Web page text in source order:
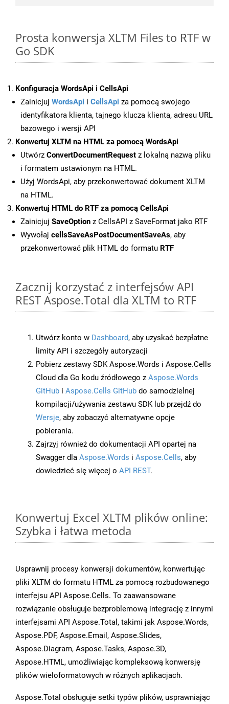
Prosta konwersja XLTM Files to RTF w
Go SDK
Konfiguracja WordsApi i CellsApi
Zainicjuj WordsApi i CellsApi za pomocą swojego
identyfikatora klienta, tajnego klucza klienta, adresu URL
bazowego i wersji API
Konwertuj XLTM na HTML za pomocą WordsApi
Utwórz ConvertDocumentRequest z lokalną nazwą pliku
i formatem ustawionym na HTML.
Użyj WordsApi, aby przekonwertować dokument XLTM
na HTML.
Konwertuj HTML do RTF za pomocą CellsApi
Zainicjuj SaveOption z CellsAPI z SaveFormat jako RTF
Wywołaj cellsSaveAsPostDocumentSaveAs, aby
przekonwertować plik HTML do formatu RTF
Zacznij korzystać z interfejsów API
REST Aspose.Total dla XLTM to RTF
Utwórz konto w Dashboard, aby uzyskać bezpłatne
limity API i szczegóły autoryzacji
Pobierz zestawy SDK Aspose.Words i Aspose.Cells
Cloud dla Go kodu źródłowego z Aspose.Words
GitHub i Aspose.Cells GitHub do samodzielnej
kompilacji/używania zestawu SDK lub przejdź do
Wersje, aby zobaczyć alternatywne opcje
pobierania.
Zajrzyj również do dokumentacji API opartej na
Swagger dla Aspose.Words i Aspose.Cells, aby
dowiedzieć się więcej o API REST.
Konwertuj Excel XLTM plików online:
Szybka i łatwa metoda
Usprawnij procesy konwersji dokumentów, konwertując
pliki XLTM do formatu HTML za pomocą rozbudowanego
interfejsu API Aspose.Cells. To zaawansowane
rozwiązanie obsługuje bezproblemową integrację z innymi
interfejsami API Aspose.Total, takimi jak Aspose.Words,
Aspose.PDF, Aspose.Email, Aspose.Slides,
Aspose.Diagram, Aspose.Tasks, Aspose.3D,
Aspose.HTML, umożliwiając kompleksową konwersję
plików wieloformatowych w różnych aplikacjach.
Aspose.Total obsługuje setki typów plików, usprawniając